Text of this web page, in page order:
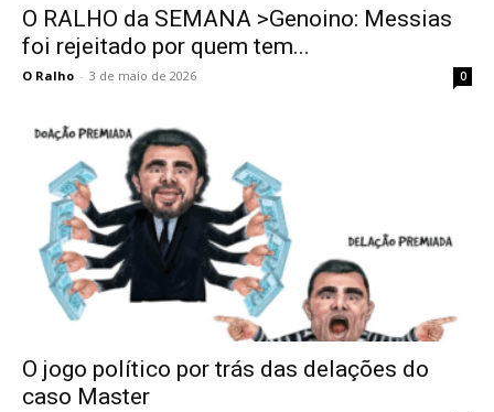
O RALHO da SEMANA >Genoino: Messias
foi rejeitado por quem tem...
O Ralho - 3 de maio de 2026 0
O jogo político por trás das delações do
caso Master